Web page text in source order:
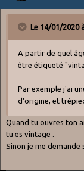
Le 14/01/2020
A partir de quel
être étiqueté
Par exemple j'ai
d'origine, et
Quand tu ouvres ton
tu es vintage .
Sinon je me demande